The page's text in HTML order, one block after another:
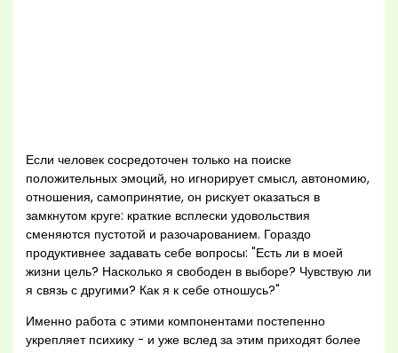
Если человек сосредоточен только на поиске
положительных эмоций, но игнорирует смысл, автономию,
отношения, самопринятие, он рискует оказаться в
замкнутом круге: краткие всплески удовольствия
сменяются пустотой и разочарованием. Гораздо
продуктивнее задавать себе вопросы: "Есть ли в моей
жизни цель? Насколько я свободен в выборе? Чувствую ли
я связь с другими? Как я к себе отношусь?"
Именно работа с этими компонентами постепенно
укрепляет психику - и уже вслед за этим приходят более